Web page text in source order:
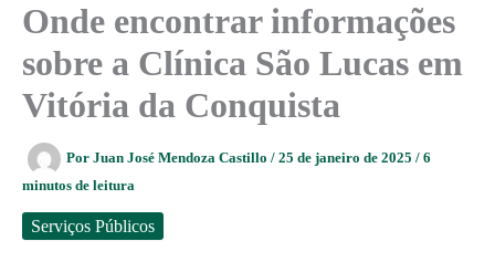
Onde encontrar informações
sobre a Clínica São Lucas em
Vitória da Conquista
Por Juan José Mendoza Castillo / 25 de janeiro de 2025 / 6
minutos de leitura
Serviços Públicos